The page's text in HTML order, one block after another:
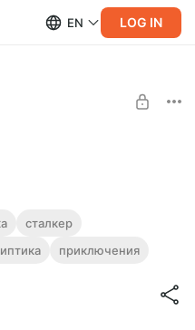
EN LOG IN
не отпускает»
жанра
и ограничений!
сталкер
приключения